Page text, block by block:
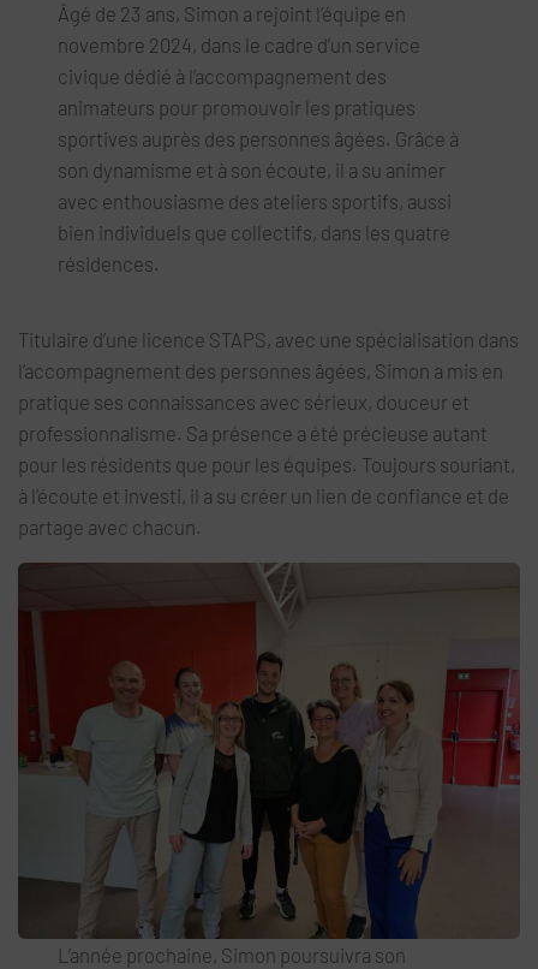
Âgé de 23 ans, Simon a rejoint l’équipe en
novembre 2024, dans le cadre d’un service
civique dédié à l’accompagnement des
animateurs pour promouvoir les pratiques
sportives auprès des personnes âgées. Grâce à
son dynamisme et à son écoute, il a su animer
avec enthousiasme des ateliers sportifs, aussi
bien individuels que collectifs, dans les quatre
résidences.
Titulaire d’une licence STAPS, avec une spécialisation dans
l’accompagnement des personnes âgées, Simon a mis en
pratique ses connaissances avec sérieux, douceur et
professionnalisme. Sa présence a été précieuse autant
pour les résidents que pour les équipes. Toujours souriant,
à l’écoute et investi, il a su créer un lien de confiance et de
partage avec chacun.
L’année prochaine, Simon poursuivra son